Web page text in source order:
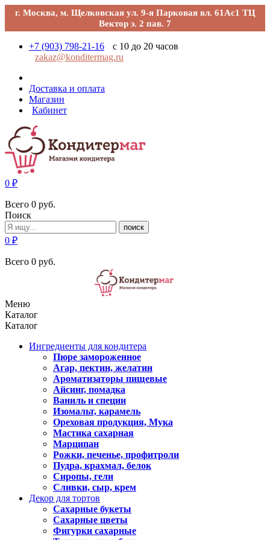
г. Москва, м. Щелковская ул. 9-я Парковая вл. 61Ас1 ТЦ
Вектор э. 2 пав. 7
+7 (903) 798-21-16
с 10 до 20 часов
zakaz@konditermag.ru
Доставка и оплата
Магазин
Кабинет
0 ₽
Всего 0 руб.
Поиск
поиск
0 ₽
Всего 0 руб.
Меню
Каталог
Каталог
Ингредиенты для кондитера
Пюре замороженное
Агар, пектин, желатин
Ароматизаторы пищевые
Айсинг, помадка
Ваниль и специи
Изомальт, карамель
Ореховая продукция, Мука
Мастика сахарная
Марципан
Рожки, печенье, профитроли
Пудра, крахмал, белок
Сиропы, гели
Сливки, сыр, крем
Декор для тортов
Сахарные букеты
Сахарные цветы
Фигурки сахарные